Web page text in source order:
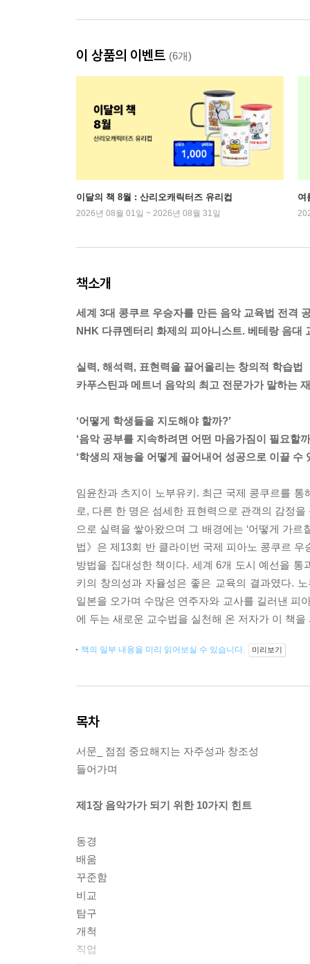
이 상품의 이벤트 (6개)
이달의 책 8월 : 산리오캐릭터즈 유리컵
2026년 08월 01일 ~ 2026년 08월 31일
여
책소개
세계 3대 콩쿠르 우승자를 만든 음악 교육법 전격
NHK 다큐멘터리 화제의 피아니스트. 베테랑 음대
실력, 해석력, 표현력을 끌어올리는 창의적 학습법
카푸스틴과 메트너 음악의 최고 전문가가 말하는
‘어떻게 학생들을 지도해야 할까?’
‘음악 공부를 지속하려면 어떤 마음가짐이 필요할
‘학생의 재능을 어떻게 끌어내어 성공으로 이끌 수
임윤찬과 츠지이 노부유키. 최근 국제 콩쿠르를
로, 다른 한 명은 섬세한 표현력으로 관객의 감정
으로 실력을 쌓아왔으며 그 배경에는 ‘어떻게 가
법》은 제13회 반 클라이번 국제 피아노 콩쿠르
방법을 집대성한 책이다. 세계 6개 도시 예선을
키의 창의성과 자율성은 좋은 교육의 결과였다.
일본을 오가며 수많은 연주자와 교사를 길러낸 피
에 두는 새로운 교수법을 실천해 온 저자가 이 책
책의 일부 내용을 미리 읽어보실 수 있습니다. 미리보기
목차
서문_ 점점 중요해지는 자주성과 창조성
들어가며
제1장 음악가가 되기 위한 10가지 힌트
동경
배움
꾸준함
비교
탐구
개척
직업